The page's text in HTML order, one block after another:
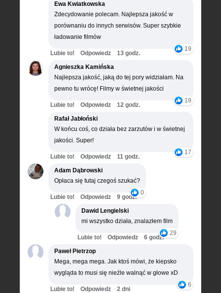
Ewa Kwiatkowska
Zdecydowanie polecam. Najlepsza jakość w
porównaniu do innych serwisów. Super szybkie
ładowanie filmów
19
Lubie to! Odpowiedz
13 godz.
Agnieszka Kamińska
Najlepsza jakość, jaką do tej pory widziałam. Na
pewno tu wrócę! Filmy w świetnej jakości
19
Lubie to! Odpowiedz
12 godz.
Rafał Jabłoński
W końcu coś, co działa bez zarzutów i w świetnej
jakości. Super!
17
Lubie to! Odpowiedz
11 godz.
Adam Dąbrowski
Opłaca się tutaj czegoś szukać?
0
Lubie to! Odpowiedz
9 godz.
Dawid Lengielski
mi wszystko działa, znalazłem film
29
Lubie to! Odpowiedz
6 godz.
Paweł Pietrzop
Mega, mega mega. Jak ktoś mówi, że kiepsko
wygląda to musi się nieźle walnąć w głowe xD
6
Lubie to! Odpowiedz
2 dni